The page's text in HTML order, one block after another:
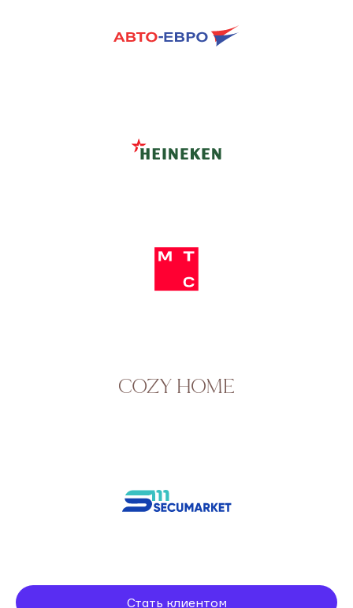
Стать клиентом